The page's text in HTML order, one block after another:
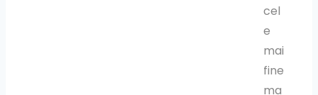
cel
e
mai
fine
ma